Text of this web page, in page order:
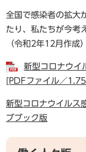
全国で感染者の拡大
たり、私たちが今考
（令和2年12月作成）
新型コロナウイ
[PDFファイル／
新型コロナウイルス
ブブック版